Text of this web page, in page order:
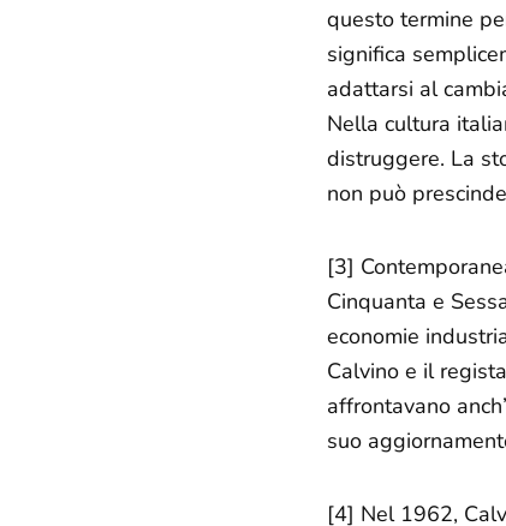
questo termine
significa
adattarsi al
Nella cultura
distruggere. La
non può
[3]
Cinquanta e
economie
Calvino e il
affrontavano
suo
[4] Nel 1962,